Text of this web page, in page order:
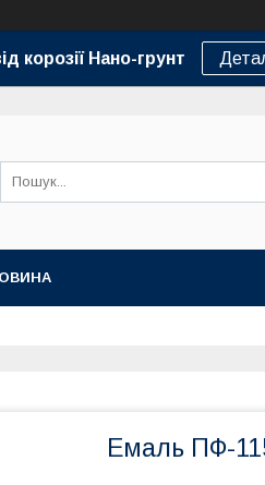
корозії Нано-грунт
Емаль ПФ-